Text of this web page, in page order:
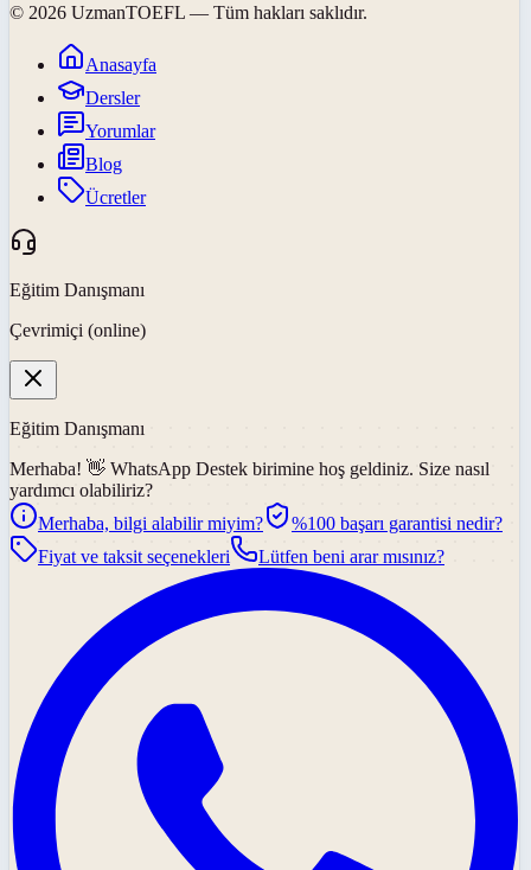
© 2026 UzmanTOEFL — Tüm hakları saklıdır.
Anasayfa
Dersler
Yorumlar
Blog
Ücretler
Eğitim Danışmanı
Çevrimiçi (online)
Eğitim Danışmanı
Merhaba! 👋 WhatsApp Destek birimine hoş geldiniz. Size nasıl
yardımcı olabiliriz?
Merhaba, bilgi alabilir miyim?
%100 başarı garantisi nedir?
Fiyat ve taksit seçenekleri
Lütfen beni arar mısınız?